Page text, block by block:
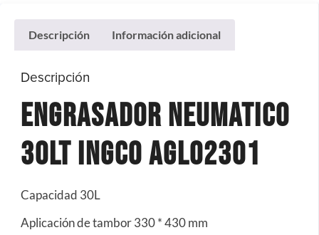
Descripción Información adicional
Descripción
Engrasador Neumatico
30LT Ingco AGL02301
Capacidad 30L
Aplicación de tambor 330 * 430 mm